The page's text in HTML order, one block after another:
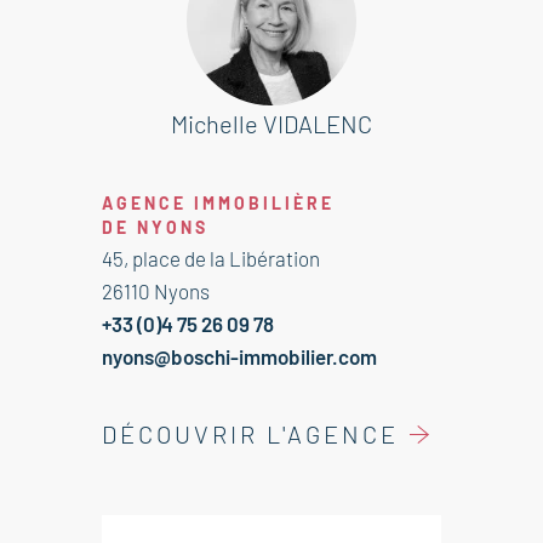
Points forts de ce bien à vendre à
Cœur de ville
Très bon état
Cet appartement est à vendre à
l'agence Boschi Immobilier de
Nyons - 26110
Dégagement avec placard 2 m²
Michelle VIDALENC
AGENCE IMMOBILIÈRE
DE NYONS
45, place de la Libération
26110 Nyons
+33 (0)4 75 26 09 78
nyons@boschi-immobilier.com
DÉCOUVRIR L'AGENCE